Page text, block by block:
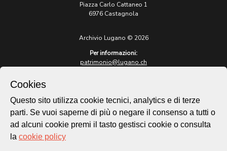
Piazza Carlo Cattaneo 1
6976 Castagnola
Archivio Lugano © 2026
Per informazioni:
patrimonio@lugano.ch
lugano.ch
Cookie policy
Cookies
Questo sito utilizza cookie tecnici, analytics e di terze
parti. Se vuoi saperne di più o negare il consenso a tutti o
ad alcuni cookie premi il tasto gestisci cookie o consulta
la cookie policy